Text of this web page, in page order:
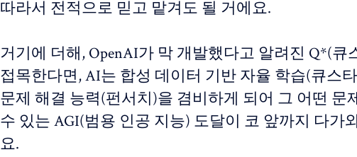
따라서 전적으로 믿고 맡겨도 될 거에요.
거기에 더해, OpenAI가 막 개발했다고 알려진 Q*(큐
접목한다면, AI는 합성 데이터 기반 자율 학습(큐스
문제 해결 능력(펀서치)을 겸비하게 되어 그 어떤 문
수 있는 AGI(범용 인공 지능) 도달이 코 앞까지 다가
요.